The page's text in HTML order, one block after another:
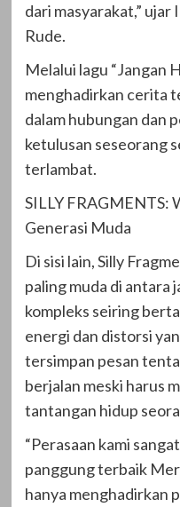
dari masyarakat,”
Rude.
Melalui lagu “Jangan
menghadirkan cerita
dalam hubungan dan
ketulusan seseorang
terlambat.
SILLY FRAGMENTS:
Generasi Muda
Di sisi lain, Silly
paling muda di antara
kompleks seiring
energi dan distorsi
tersimpan pesan
berjalan meski harus
tantangan hidup
“Perasaan kami
panggung terbaik
hanya menghadirkan